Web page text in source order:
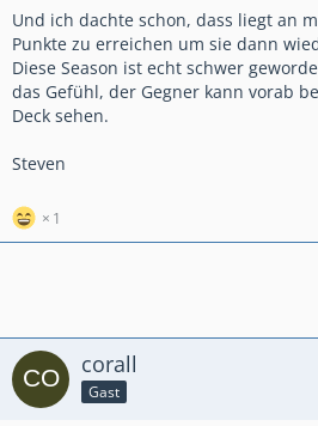
Und ich dachte schon, dass liegt an
Punkte zu erreichen um sie dann
Diese Season ist echt schwer
das Gefühl, der Gegner kann vorab
Deck sehen.
Steven
1
corall
Gast